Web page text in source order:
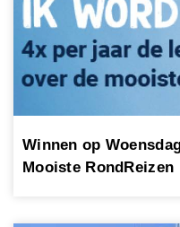
Winnen op
Mooiste RondReizen